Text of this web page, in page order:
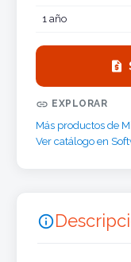
1 año

 EXPLORAR
Más productos de
Ver catálogo en
